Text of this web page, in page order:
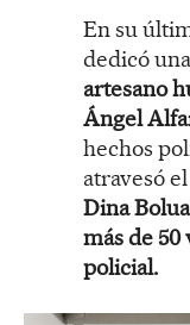
En su
dedicó
artesano
Ángel
hechos
atravesó
Dina
más de 50
policial.